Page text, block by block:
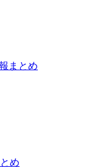
まとめ
め